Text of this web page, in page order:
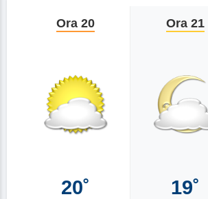
Ora 20
20˚
Ora 21
19˚